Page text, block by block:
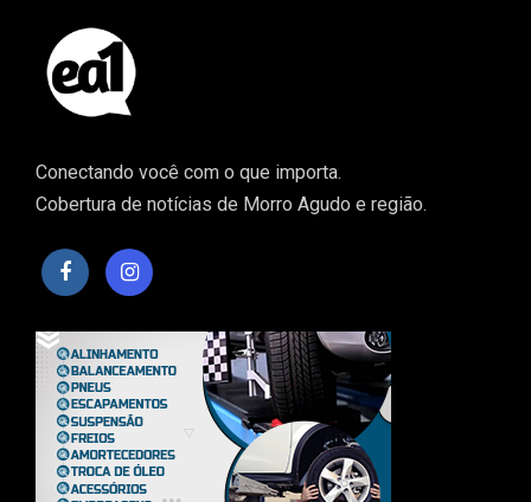
Conectando você com o que importa.
Cobertura de notícias de Morro Agudo e região.